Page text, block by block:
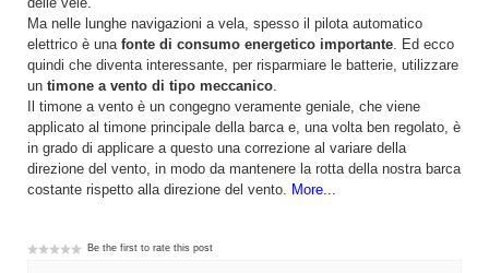
Ma nelle lunghe navigazioni a vela, spesso il pilota automatico
elettrico è una fonte di consumo energetico importante. Ed ecco
quindi che diventa interessante, per risparmiare le batterie, utilizzare
un timone a vento di tipo meccanico.
Il timone a vento è un congegno veramente geniale, che viene
applicato al timone principale della barca e, una volta ben regolato, è
in grado di applicare a questo una correzione al variare della
direzione del vento, in modo da mantenere la rotta della nostra barca
costante rispetto alla direzione del vento. More...
Be the first to rate this post